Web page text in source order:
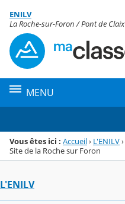
Menu de la rubrique
Contenu
ENILV
La Roche-sur-Foron / Pont de Claix
MENU
Vous êtes ici : Accueil› L'ENILV›
Site de la Roche sur Foron
L'ENILV